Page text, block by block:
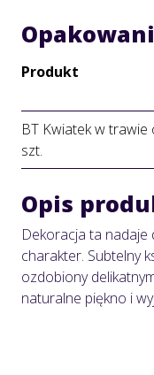
Produkt
BT Kwiatek w
szt.
Opis
Dekoracja ta nadaje
charakter. Subtelny
ozdobiony
naturalne piękno i